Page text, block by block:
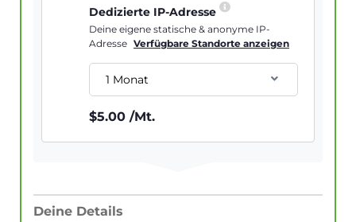
Dedizierte IP-Adresse
Deine eigene statische & anonyme IP-
Adresse Verfügbare Standorte anzeigen
1 Monat
$5.00 /Mt.
Deine Details